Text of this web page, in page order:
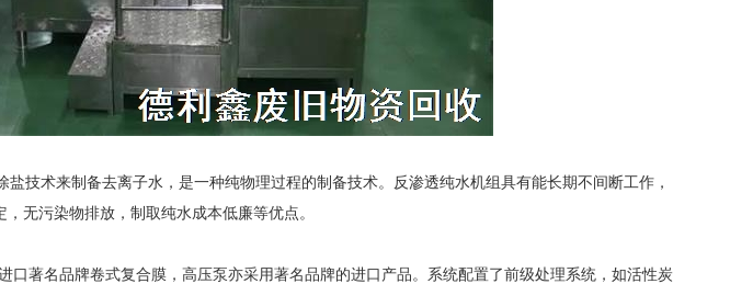
技术来制备去离子水，是一种纯物理过程的制备技术。反渗透纯水机组具有能长期不间断工作，
无污染物排放，制取纯水成本低廉等优点。
著名品牌卷式复合膜，高压泵亦采用著名品牌的进口产品。系统配置了前级处理系统，如活性炭